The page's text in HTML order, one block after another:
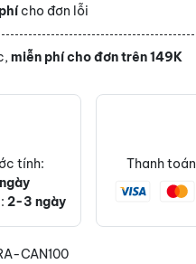
cho đơn lỗi
miễn phí cho đơn trên 149K
tính:
2-3 ngày
Thanh toán
CAN100